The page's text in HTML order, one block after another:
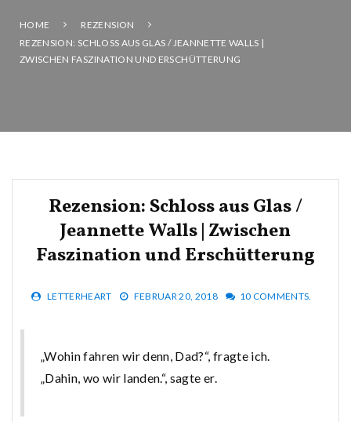
HOME
REZENSION
REZENSION: SCHLOSS AUS GLAS / JEANNETTE WALLS |
ZWISCHEN FASZINATION UND ERSCHÜTTERUNG
Rezension: Schloss aus Glas /
Jeannette Walls | Zwischen
Faszination und Erschütterung
LETTERHEART FEBRUAR 20, 2018 10 COMMENTS.
„Wohin fahren wir denn, Dad?“, fragte ich.
„Dahin, wo wir landen.“, sagte er.